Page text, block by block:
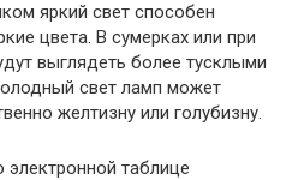
яркий свет способен
цвета. В сумерках или при
выглядеть более тусклыми
свет ламп может
желтизну или голубизну.
таблице